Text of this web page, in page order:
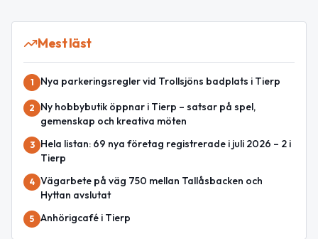
Mest läst
1 Nya parkeringsregler vid Trollsjöns badplats i Tierp
2
Ny hobbybutik öppnar i Tierp – satsar på spel,
gemenskap och kreativa möten
3
Hela listan: 69 nya företag registrerade i juli 2026 – 2 i
Tierp
4 Vägarbete på väg 750 mellan Tallåsbacken och
Hyttan avslutat
5 Anhörigcafé i Tierp